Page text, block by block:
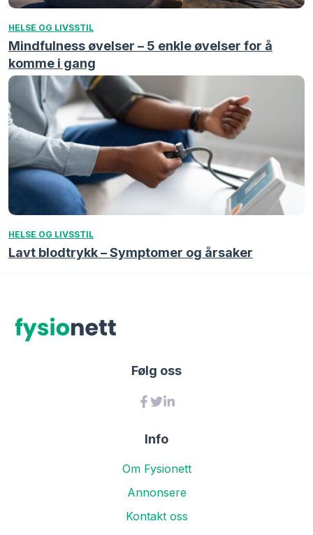
HELSE OG LIVSSTIL
Mindfulness øvelser – 5 enkle øvelser for å
komme i gang
HELSE OG LIVSSTIL
Lavt blodtrykk – Symptomer og årsaker
Følg oss
Info
Om Fysionett
Annonsere
Kontakt oss